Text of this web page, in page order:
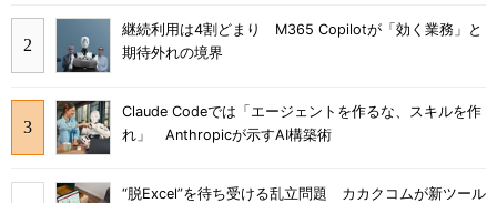
継続利用は4割どまり M365 Copilotが「効く業務」と
期待外れの境界
Claude Codeでは「エージェントを作るな、スキルを作
れ」 Anthropicが示すAI構築術
“脱Excel”を待ち受ける乱立問題 カカクコムが新ツール